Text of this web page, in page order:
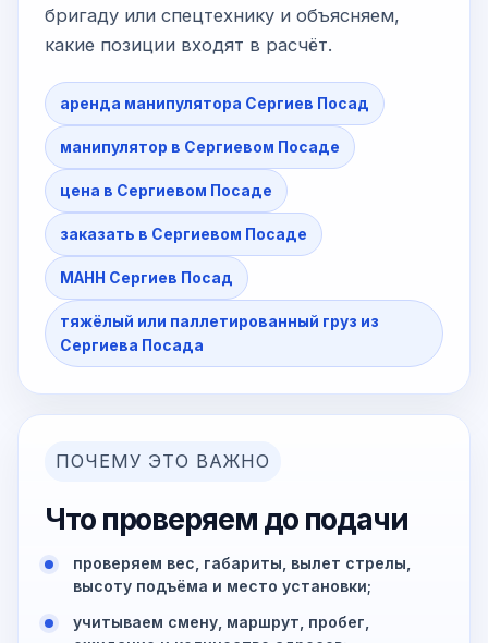
бригаду или спецтехнику и объясняем,
какие позиции входят в расчёт.
аренда манипулятора Сергиев Посад
манипулятор в Сергиевом Посаде
цена в Сергиевом Посаде
заказать в Сергиевом Посаде
МАНН Сергиев Посад
тяжёлый или паллетированный груз из
Сергиева Посада
ПОЧЕМУ ЭТО ВАЖНО
Что проверяем до подачи
проверяем вес, габариты, вылет стрелы,
высоту подъёма и место установки;
учитываем смену, маршрут, пробег,